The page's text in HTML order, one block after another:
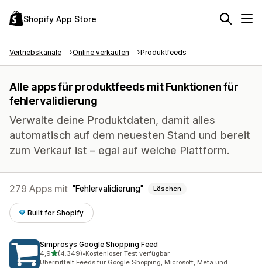
Shopify App Store
Vertriebskanäle Online verkaufen Produktfeeds
Alle apps für produktfeeds mit Funktionen für
fehlervalidierung
Verwalte deine Produktdaten, damit alles
automatisch auf dem neuesten Stand und bereit
zum Verkauf ist – egal auf welche Plattform.
279 Apps mit Fehlervalidierung Löschen
Built for Shopify
Simprosys Google Shopping Feed
4,9von 5 Sternen
(4.349)
4349 Rezensionen insgesamt
•Kostenloser Test verfügbar
Übermittelt Feeds für Google Shopping, Microsoft, Meta und